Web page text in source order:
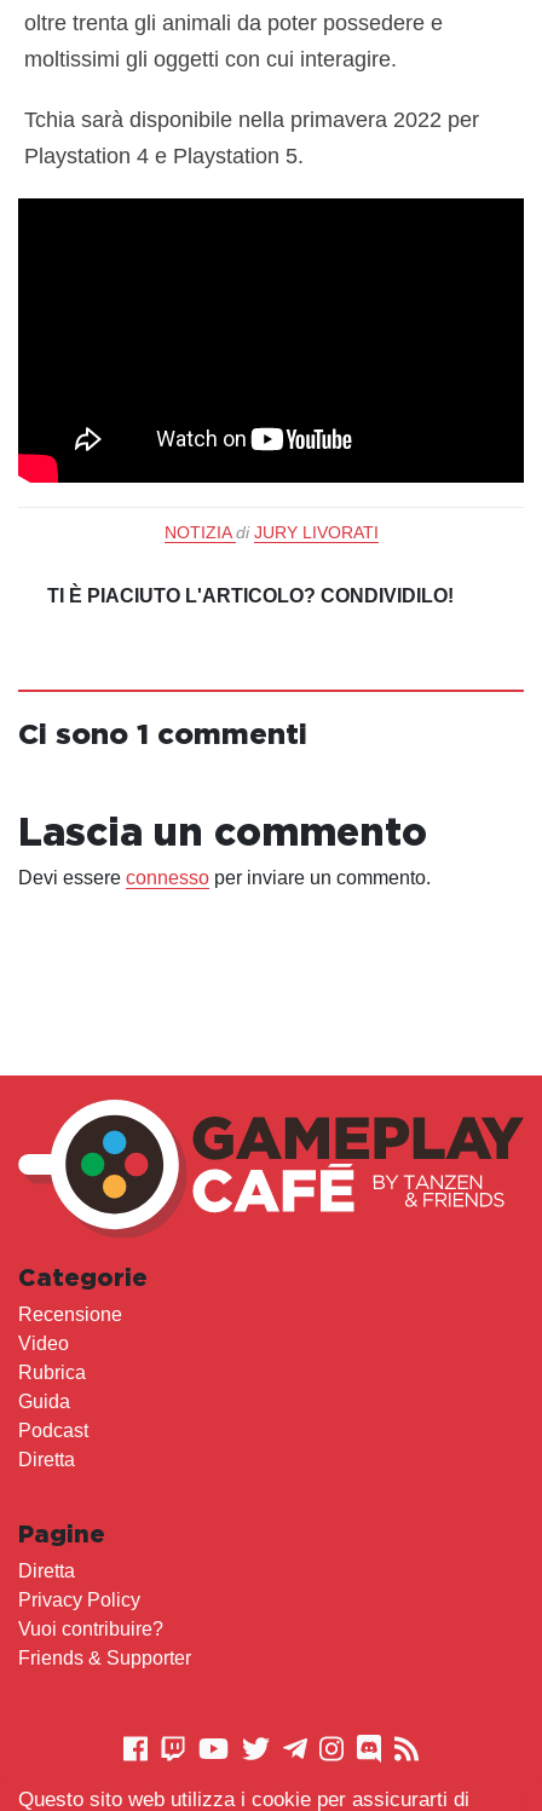
Questo sito web utilizza i cookie per assicurarti di
oltre trenta gli animali da poter possedere e
moltissimi gli oggetti con cui interagire.
Tchia sarà disponibile nella primavera 2022 per
Playstation 4 e Playstation 5.
NOTIZIA di JURY LIVORATI
TI È PIACIUTO L'ARTICOLO? CONDIVIDILO!
Ci sono 1 commenti
Lascia un commento
Devi essere connesso per inviare un commento.
Categorie
Recensione
Video
Rubrica
Guida
Podcast
Diretta
Pagine
Diretta
Privacy Policy
Vuoi contribuire?
Friends & Supporter